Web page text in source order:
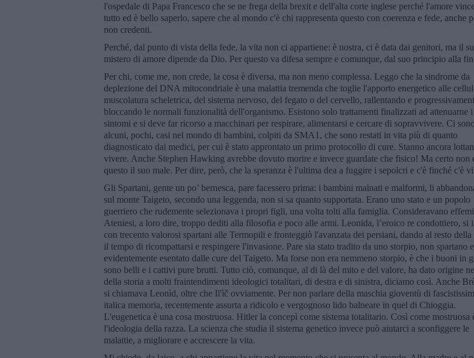
l'ospedale di Papa Francesco che se ne frega della brexit e dell'alta corte inglese perché l'amore
tutto ed è bello saperlo, sapere che al mondo c'è chi rappresenta questo con coerenza e fede, anche
non credenti.
Perché, dal punto di vista della fede, la vita non ci appartiene: è nostra, ci è data dai genitori, ma il
mistero di amore dipende da Dio. Per questo va difesa sempre e comunque, dal suo principio alla
Per chi, come me, non crede, la cosa è diversa, ma non meno complessa. Leggo che la sindrome da
deplezione del DNA mitocondriale è una malattia tremenda che toglie l'apporto energetico alle
muscolatura scheletrica, del sistema nervoso, del fegato o del cervello, rallentando e
bloccando le normali funzionalità dell'organismo. Esistono solo trattamenti finalizzati ad attenuarne i
sintomi e si deve far ricorso a macchinari per respirare, alimentarsi e cercare di sopravvivere. Ci sono
alcuni, pochi, casi nel mondo di bambini, colpiti da SMA1, che sono restati in vita più di quanto
diagnosticato dai medici, per cui è stato approntato un primo protocollo di cure. Stanno ancora
vivere. Anche Stephen Hawking avrebbe dovuto morire e invece guardate che fisico! Ma certo non
questo il suo male. Per dire, però, che la speranza è l'ultima dea a fuggire i sepolcri e c'è finché c'è
Gli Spartani, gente un po’ bernesca, pare facessero prima: i bambini malnati e malformi, li
sul monte Taigeto, secondo una leggenda, non si sa quanto supportata. Erano uno stato e un popolo
guerriero che rudemente selezionava i propri figli, una volta tolti alla famiglia. Consideravano
Ateniesi, a loro dire, troppo dediti alla filosofia e poco alle armi. Leonida, l’eroico re condottiero, si
con trecento valorosi spartani alle Termopili e fronteggiò l'avanzata dei persiani, dando al resto della
il tempo di ricompattarsi e respingere l'invasione. Pare sia stato tradito da uno storpio, non spartano
evidentemente esentato dalle cure del Taigeto. Ma forse non era nemmeno storpio, è che i buoni in
sono belli e i cattivi pure brutti. Tutto ciò, comunque, al di là del mito e del valore, ha dato origine
della storia a molti fraintendimenti ideologici totalitari, di destra e di sinistra, diciamo così. Anche
si chiamava Leonìd, oltre che Il'ìč ovviamente. Per non parlare della maschia gioventù di
italica memoria, recentemente assurta a ridicolo e vergognoso lido balneare in quel di Chioggia.
L'eugenetica è una cosa mostruosa. Hitler la concepì come sistema totalitario. Così come mostruosa
l'ideologia della razza. La scienza che studia il sistema genetico invece può aiutarci a sconfiggere le
malattie, a migliorare e accrescere la vita.